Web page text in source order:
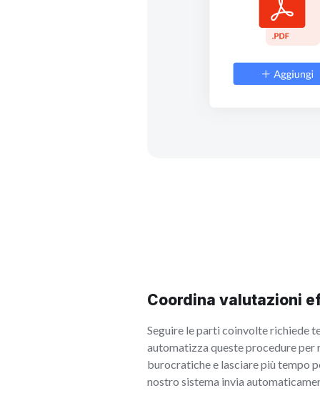
Coordina valutazioni
Seguire le parti coinvolte richiede
automatizza queste procedure per
burocratiche e lasciare più tempo
nostro sistema invia